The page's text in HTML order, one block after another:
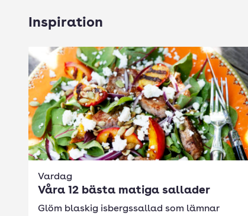
Inspiration
Vardag
Våra 12 bästa matiga sallader
Glöm blaskig isbergssallad som lämnar